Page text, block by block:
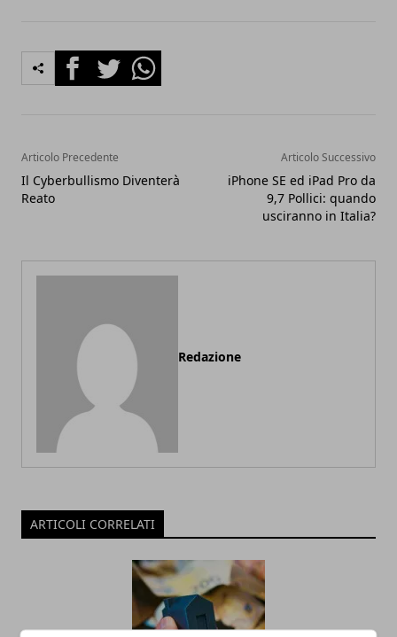
FacebookTwitterWhatsapp
Articolo Precedente
Il Cyberbullismo Diventerà
Reato
Articolo Successivo
iPhone SE ed iPad Pro da
9,7 Pollici: quando
usciranno in Italia?
Redazione
ARTICOLI CORRELATI